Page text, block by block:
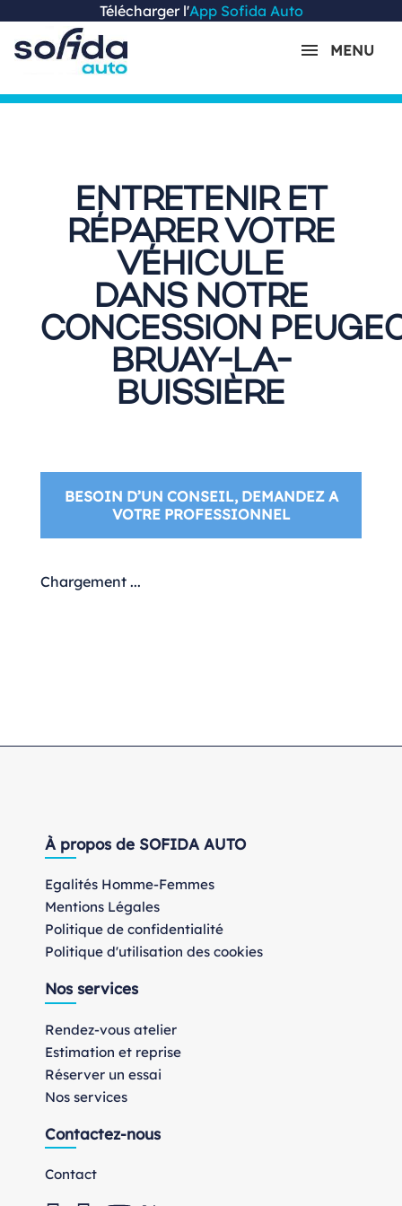
Télécharger l'App Sofida Auto
MENU
ENTRETENIR ET
RÉPARER VOTRE
VÉHICULE
DANS NOTRE
CONCESSION
BRUAY-LA-
BUISSIÈRE
BESOIN D’UN CONSEIL, DEMANDEZ A
VOTRE PROFESSIONNEL
Chargement ...
À propos de SOFIDA AUTO
Egalités Homme-Femmes
Mentions Légales
Politique de confidentialité
Politique d'utilisation des cookies
Nos services
Rendez-vous atelier
Estimation et reprise
Réserver un essai
Nos services
Contactez-nous
Contact